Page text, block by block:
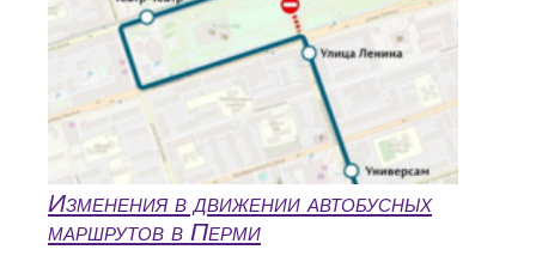
Изменения в движении автобусных
маршрутов в Перми